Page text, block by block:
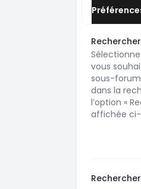
vous
sous-
dans la
l’option «
affichée ci-